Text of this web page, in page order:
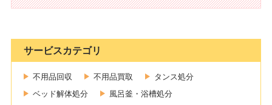
サービスカテゴリ
不用品回収 不用品買取
タンス処分
ベッド解体処分
風呂釜・浴槽処分